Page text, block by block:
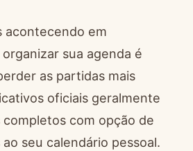
acontecendo em
sua agenda é
as partidas mais
oficiais geralmente
com opção de
seu calendário pessoal.